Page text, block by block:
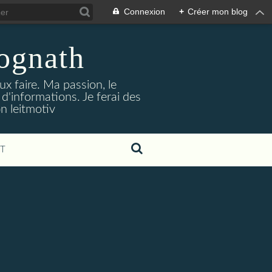
Connexion + Créer mon blog
faire. Ma passion, le
Je ferai des
leitmotiv